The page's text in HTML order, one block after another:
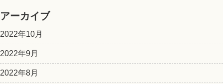
アーカイブ
2022年10月
2022年9月
2022年8月